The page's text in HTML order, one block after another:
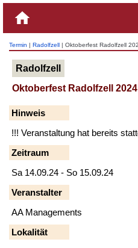
Termin | Radolfzell | Oktoberfest Radolfzell
Radolfzell
Oktoberfest Radolfzell 2024
Hinweis
!!! Veranstaltung hat bereits
Zeitraum
Sa 14.09.24 - So 15.09.24
Veranstalter
AA Managements
Lokalität